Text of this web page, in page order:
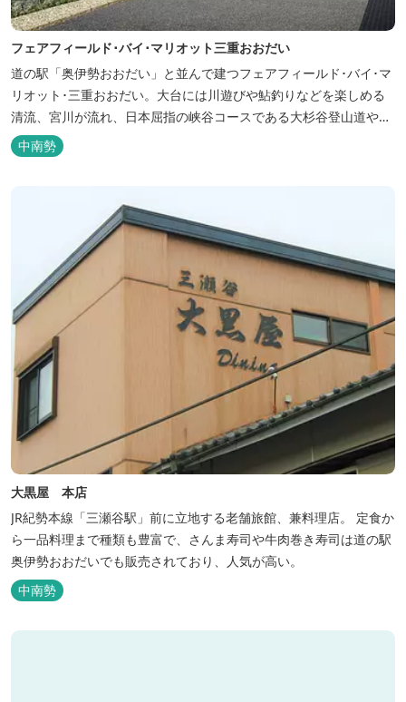
フェアフィールド･バイ･マリオット三重おおだい
道の駅「奥伊勢おおだい」と並んで建つフェアフィールド･バイ･マ
リオット･三重おおだい。大台には川遊びや鮎釣りなどを楽しめる
清流、宮川が流れ、日本屈指の峡谷コースである大杉谷登山道や、
登山初心者から楽しめる総門山など、表情豊かな山々が連なりま
す。 日本の滝百選に選ばれている七ッ釜滝など、大自然が作り出す
点として、当ホテルは快適さを追...
中南勢
大黒屋 本店
JR紀勢本線「三瀬谷駅」前に立地する老舗旅館、兼料理店。 定食か
ら一品料理まで種類も豊富で、さんま寿司や牛肉巻き寿司は道の駅
奥伊勢おおだいでも販売されており、人気が高い。
中南勢